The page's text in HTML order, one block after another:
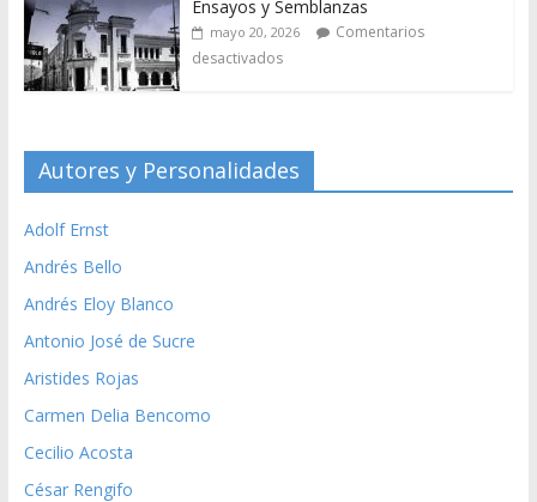
Ensayos y Semblanzas
mayo 20, 2026
Comentarios
desactivados
Autores y Personalidades
Adolf Ernst
Andrés Bello
Andrés Eloy Blanco
Antonio José de Sucre
Aristides Rojas
Carmen Delia Bencomo
Cecilio Acosta
César Rengifo